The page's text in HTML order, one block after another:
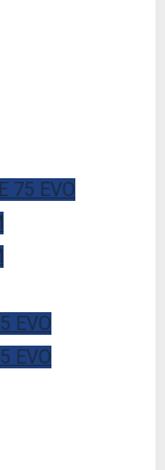
75 EVO
EVO
EVO